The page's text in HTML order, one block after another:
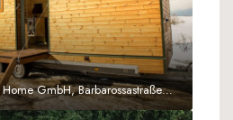
Green Mobile Home GmbH, Barbarossastraße 61, D-63571 Gelnhausen